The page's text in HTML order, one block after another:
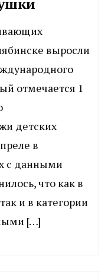
выросли
отмечается 1
детских
в
с данными
что как в
и в категории
[…]